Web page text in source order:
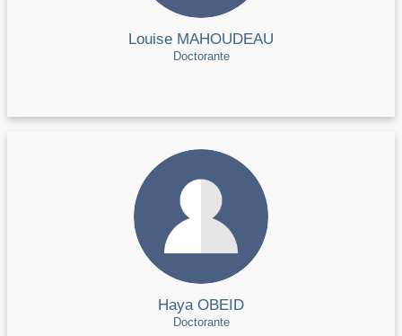
Louise MAHOUDEAU
Doctorante
Haya OBEID
Doctorante